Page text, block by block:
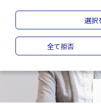
全て拒否
選択